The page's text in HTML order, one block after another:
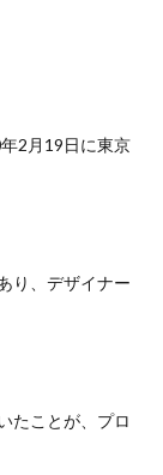
2月19日に東京
り、デザイナー
たことが、プロ